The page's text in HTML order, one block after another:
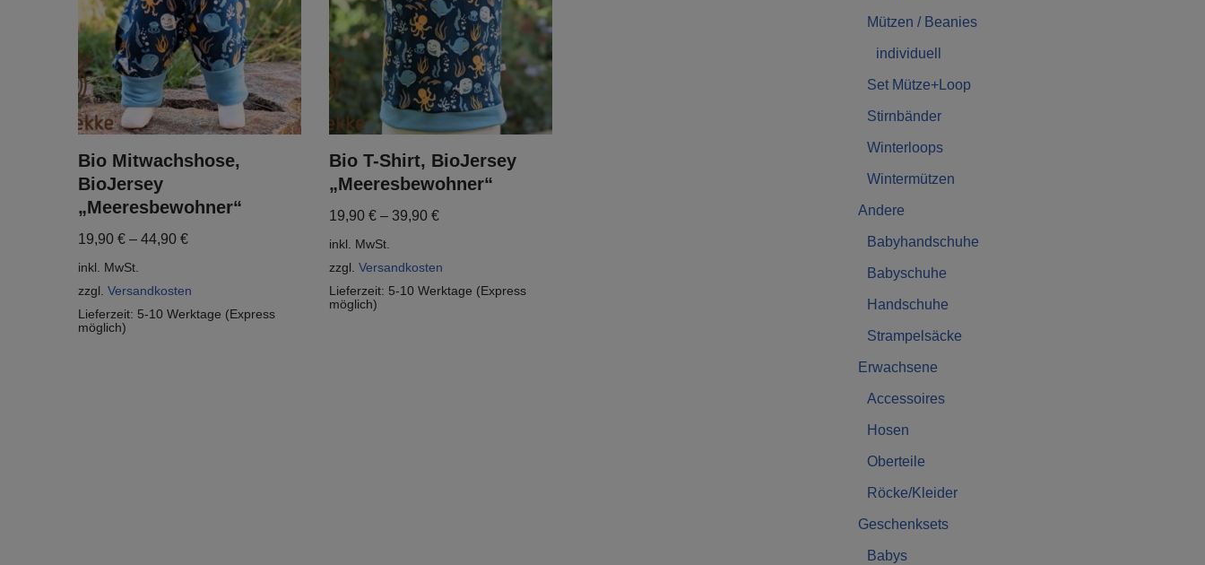
Bio Mitwachshose,
BioJersey
„Meeresbewohner“
19,90 € – 44,90 €
inkl. MwSt.
zzgl. Versandkosten
Lieferzeit: 5-10 Werktage (Express
möglich)
Bio T-Shirt, BioJersey
„Meeresbewohner“
19,90 €– 39,90 €
inkl. MwSt.
zzgl. Versandkosten
Lieferzeit: 5-10 Werktage (Express
möglich)
Mützen / Beanies
individuell
Set Mütze+Loop
Stirnbänder
Winterloops
Wintermützen
Andere
Babyhandschuhe
Babyschuhe
Handschuhe
Strampelsäcke
Erwachsene
Accessoires
Hosen
Oberteile
Röcke/Kleider
Geschenksets
Babys